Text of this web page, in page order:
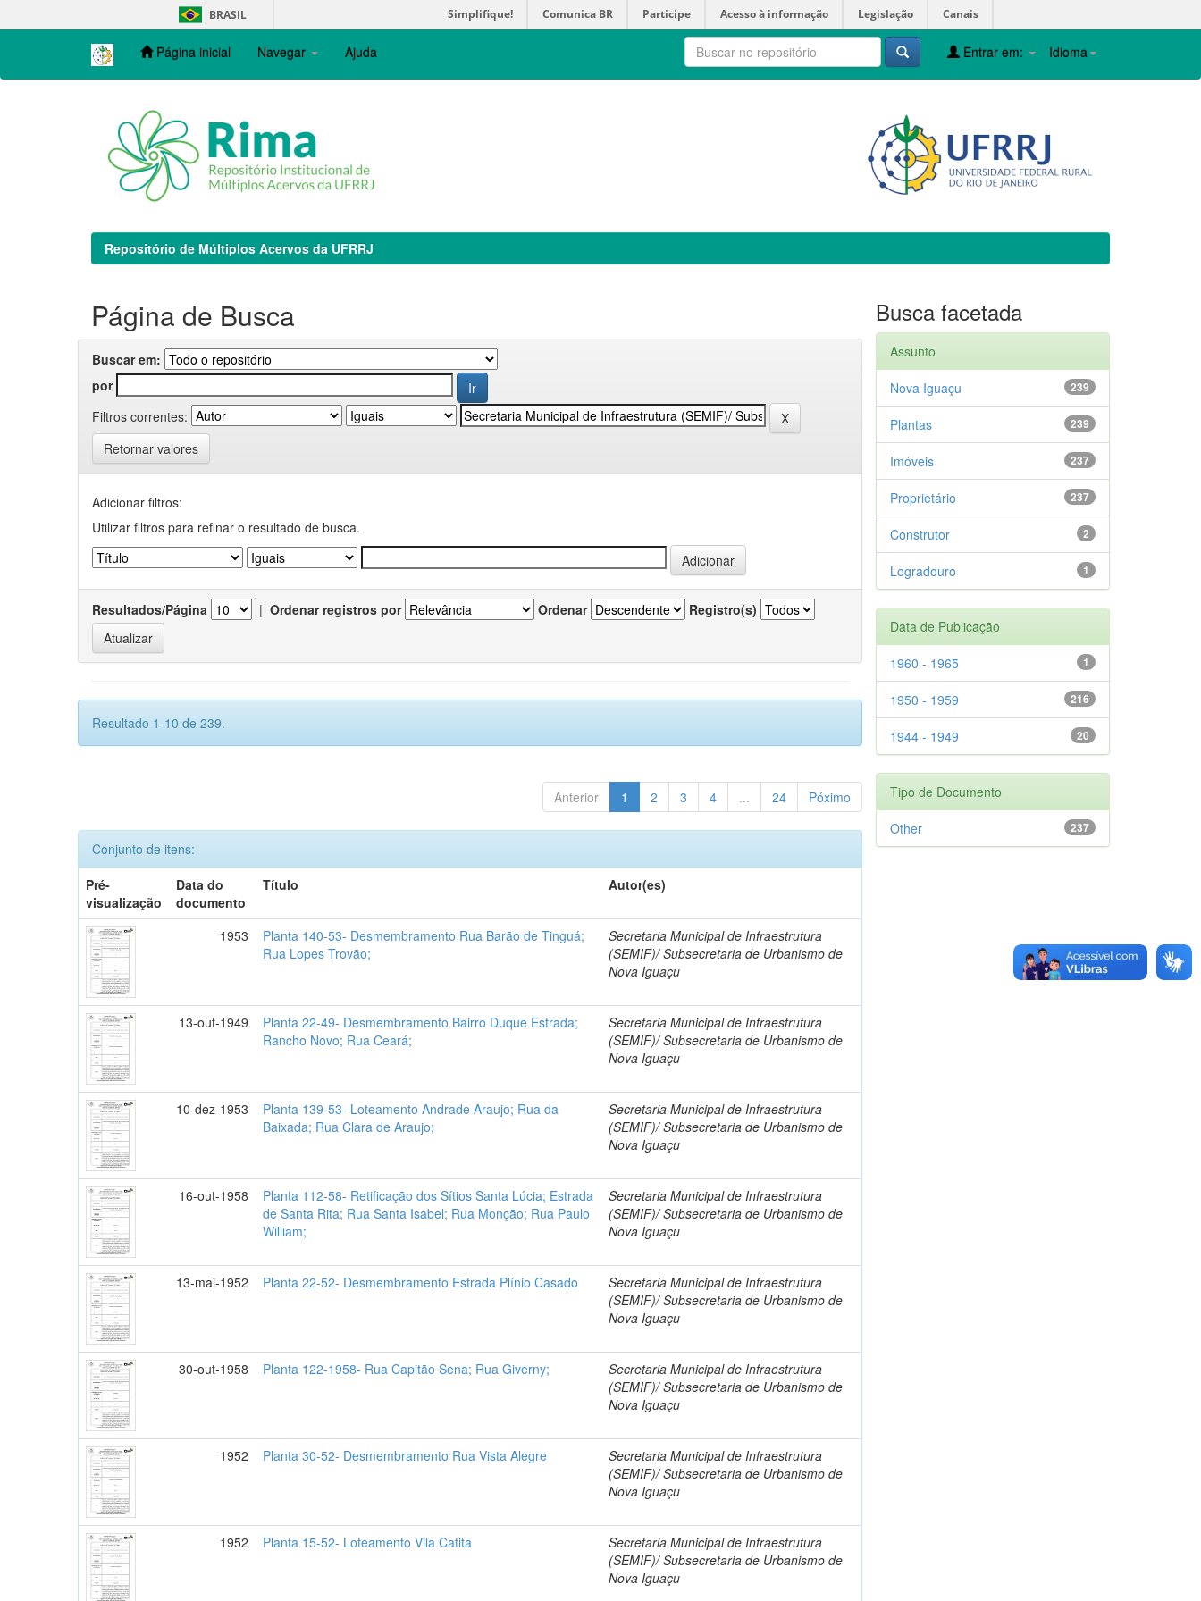
navigation
BRASIL Simplifique! Comunica BR Participe Acesso à informação Legislação Canais
Página inicial Navegar Ajuda Idioma
Entrar em:
Repositório de Múltiplos Acervos da UFRRJ
Página de Busca
Buscar em:
por
Filtros correntes:
Retornar valores
Adicionar filtros:
Utilizar filtros para refinar o resultado de busca.
Resultados/Página | Ordenar registros por Ordenar Registro(s)
Resultado 1-10 de 239.
Anterior 1 2 3 4 ... 24 Póximo
Conjunto de itens:
Pré-
visualização
Data do
documento
Título Autor(es)
1953
Planta 140-53- Desmembramento Rua Barão de Tinguá;
Rua Lopes Trovão;
Secretaria Municipal de Infraestrutura
(SEMIF)/ Subsecretaria de Urbanismo de
Nova Iguaçu
13-out-1949
Planta 22-49- Desmembramento Bairro Duque Estrada;
Rancho Novo; Rua Ceará;
Secretaria Municipal de Infraestrutura
(SEMIF)/ Subsecretaria de Urbanismo de
Nova Iguaçu
10-dez-1953
Planta 139-53- Loteamento Andrade Araujo; Rua da
Baixada; Rua Clara de Araujo;
Secretaria Municipal de Infraestrutura
(SEMIF)/ Subsecretaria de Urbanismo de
Nova Iguaçu
16-out-1958
Planta 112-58- Retificação dos Sítios Santa Lúcia; Estrada
de Santa Rita; Rua Santa Isabel; Rua Monção; Rua Paulo
William;
Secretaria Municipal de Infraestrutura
(SEMIF)/ Subsecretaria de Urbanismo de
Nova Iguaçu
13-mai-1952 Planta 22-52- Desmembramento Estrada Plínio Casado
Secretaria Municipal de Infraestrutura
(SEMIF)/ Subsecretaria de Urbanismo de
Nova Iguaçu
30-out-1958 Planta 122-1958- Rua Capitão Sena; Rua Giverny;
Secretaria Municipal de Infraestrutura
(SEMIF)/ Subsecretaria de Urbanismo de
Nova Iguaçu
1952 Planta 30-52- Desmembramento Rua Vista Alegre
Secretaria Municipal de Infraestrutura
(SEMIF)/ Subsecretaria de Urbanismo de
Nova Iguaçu
1952 Planta 15-52- Loteamento Vila Catita
Secretaria Municipal de Infraestrutura
(SEMIF)/ Subsecretaria de Urbanismo de
Nova Iguaçu
Busca facetada
Assunto
239
Nova Iguaçu
239
Plantas
237
Imóveis
237
Proprietário
2
Construtor
1
Logradouro
Data de Publicação
1
1960 - 1965
216
1950 - 1959
20
1944 - 1949
Tipo de Documento
237
Other